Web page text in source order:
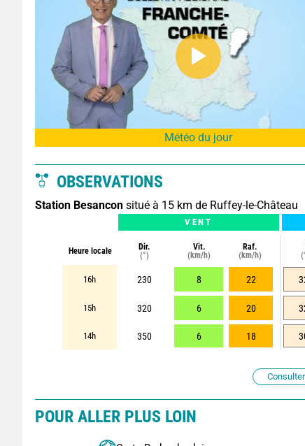
Météo du jour
OBSERVATIONS
Station Besancon situé à 15 km de Ruffey-le-Château
VENT
Heure locale
Dir.
(°)
Vit.
(km/h)
Raf.
(km/h)
16h 230 8 22
15h 320 6 20
14h 350 6 18
POUR ALLER PLUS LOIN